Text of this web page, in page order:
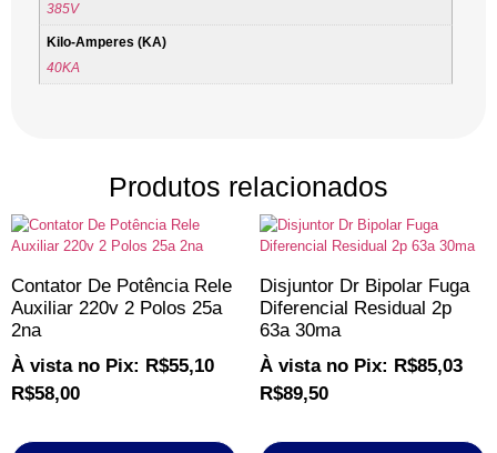
385V
Kilo-Amperes (KA)
40KA
Produtos relacionados
Contator De Potência Rele
Auxiliar 220v 2 Polos 25a
2na
À vista no Pix: R$55,10
R$58,00
Disjuntor Dr Bipolar Fuga
Diferencial Residual 2p
63a 30ma
À vista no Pix: R$85,03
R$89,50